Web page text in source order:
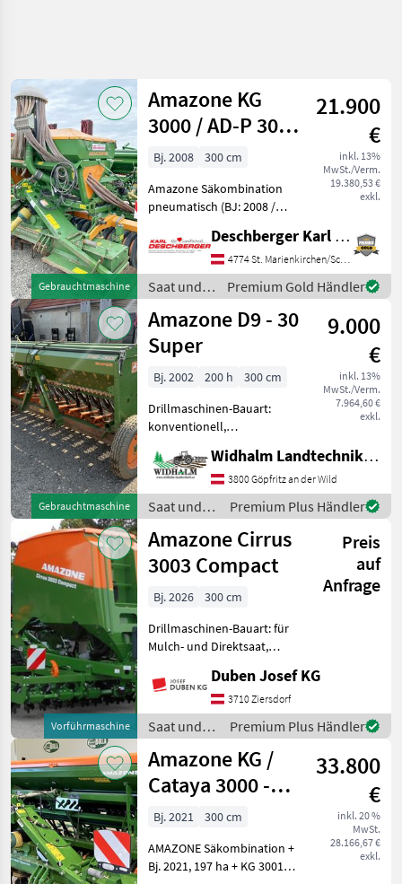
Gebrauchtmaschine
Amazone KG
3000 / AD-P 303
Säkombination
pneum.
21.900
€
inkl. 13%
MwSt./Verm.
19.380,53 €
exkl.
Bj. 2008
300 cm
Amazone Säkombination
pneumatisch (BJ: 2008 /
Kreiselgrubber KG 3000
Special mit Gelenkwelle,
Keilringwalze Dm 520 mm,
pneum. Aufbausämaschine
Deschberger Karl Landtechnik GesmbH & Co KG
4774 St. Marienkirchen/Schärding
Saat und
Pflege /
Amazone
Premium Gold Händler
Gebrauchtmaschine
Amazone D9 - 30
Super
9.000
€
inkl. 13%
MwSt./Verm.
7.964,60 €
exkl.
Bj. 2002 200 h
300 cm
Drillmaschinen-Bauart:
konventionell,
Extrastriegel,
Fahrgassenschaltung -
RoTec Schar - Exaktstriegel -
Hydraulische
Fahrgassenschaltung 15m
Ve
Widhalm Landtechnik GmbH
3800 Göpfritz an der Wild
Saat und
Pflege /
Amazone
Premium Plus Händler
Vorführmaschine
Amazone Cirrus
3003 Compact
Preis
auf
Anfrage
Bj. 2026
300 cm
Drillmaschinen-Bauart: für
Mulch- und Direktsaat,
Einscheibenschare,
Extrastriegel,
Fahrgassenschaltung,
Fahrwerk, hydr.
Saatmengenverstellung,
Spuranreisser C
Duben Josef KG
3710 Ziersdorf
Saat und
Pflege /
Amazone
Premium Plus Händler
Amazone KG /
Cataya 3000 -
ISOBUS
33.800
€
inkl. 20 %
MwSt.
28.166,67 €
exkl.
Bj. 2021
300 cm
AMAZONE Säkombination +
Bj. 2021, 197 ha + KG 3001